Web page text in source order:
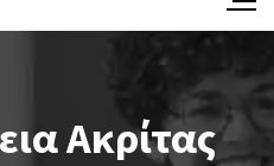
Ακρίτας